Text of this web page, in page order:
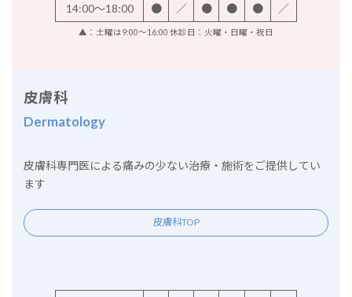
14:00～18:00 ● ／ ● ● ● ／
▲：土曜は9:00～16:00 休診日：火曜・日曜・祝日
皮膚科
Dermatology
皮膚科専門医による痛みの少ない治療・施術をご提供してい
ます
皮膚科TOP